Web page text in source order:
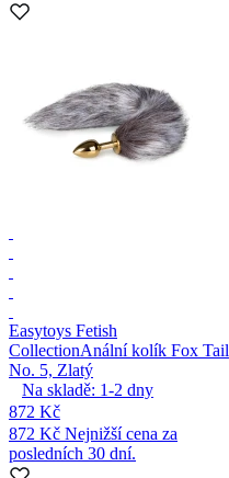
Easytoys Fetish
CollectionAnální kolík Fox Tail
No. 5, Zlatý
Na skladě: 1-2 dny
872 Kč
872 Kč Nejnižší cena za
posledních 30 dní.